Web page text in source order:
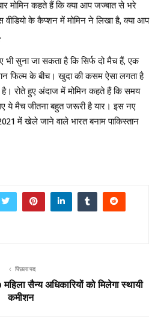
मोमिन कहते हैं कि क्या आप जज्बात से भरे
के कैप्शन में मोमिन ने लिखा है, क्या आप
भी सुना जा सकता है कि सिर्फ दो मैच हैं, एक
फिल्म के बीच। खुदा की कसम ऐसा लगता है
रोते हुए अंदाज में मोमिन कहते हैं कि समय
ये मैच जीतना बहुत जरूरी है यार। इस नए
में खेले जाने वाले भारत बनाम पाकिस्तान
पिछला पद
सैन्य अधिकारियों को मिलेगा स्थायी
कमीशन